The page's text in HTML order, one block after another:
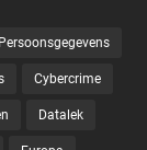
Cybercrime
Datalek